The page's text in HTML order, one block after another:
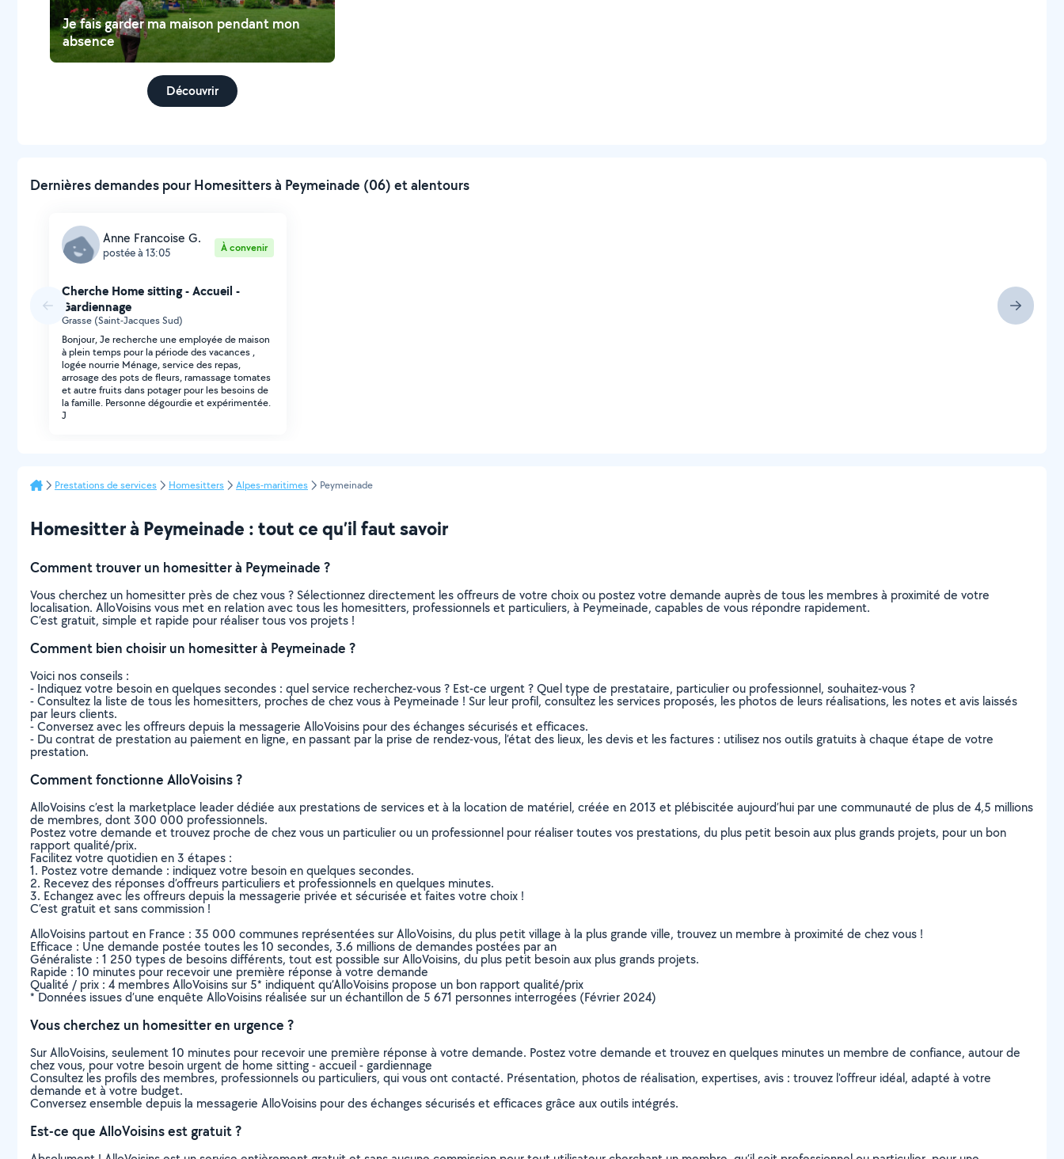
Je fais garder ma maison pendant mon
absence
Découvrir
Dernières demandes pour Homesitters à Peymeinade (06) et alentours
Anne Francoise G.
postée à 13:05 À convenir
Cherche Home sitting - Accueil -
Gardiennage
Grasse (Saint-Jacques Sud)
Bonjour, Je recherche une employée de maison
à plein temps pour la période des vacances ,
logée nourrie Ménage, service des repas,
arrosage des pots de fleurs, ramassage tomates
et autre fruits dans potager pour les besoins de
la famille. Personne dégourdie et expérimentée.
J
Prestations de services Homesitters Alpes-maritimes Peymeinade
Homesitter à Peymeinade : tout ce qu’il faut savoir
Comment trouver un homesitter à Peymeinade ?
Vous cherchez un homesitter près de chez vous ? Sélectionnez directement les offreurs de votre choix ou postez votre demande auprès de tous les membres à proximité de votre
localisation. AlloVoisins vous met en relation avec tous les homesitters, professionnels et particuliers, à Peymeinade, capables de vous répondre rapidement.
C’est gratuit, simple et rapide pour réaliser tous vos projets !
Comment bien choisir un homesitter à Peymeinade ?
Voici nos conseils :
- Indiquez votre besoin en quelques secondes : quel service recherchez-vous ? Est-ce urgent ? Quel type de prestataire, particulier ou professionnel, souhaitez-vous ?
- Consultez la liste de tous les homesitters, proches de chez vous à Peymeinade ! Sur leur profil, consultez les services proposés, les photos de leurs réalisations, les notes et avis laissés
par leurs clients.
- Conversez avec les offreurs depuis la messagerie AlloVoisins pour des échanges sécurisés et efficaces.
- Du contrat de prestation au paiement en ligne, en passant par la prise de rendez-vous, l’état des lieux, les devis et les factures : utilisez nos outils gratuits à chaque étape de votre
prestation.
Comment fonctionne AlloVoisins ?
AlloVoisins c’est la marketplace leader dédiée aux prestations de services et à la location de matériel, créée en 2013 et plébiscitée aujourd’hui par une communauté de plus de 4,5 millions
de membres, dont 300 000 professionnels.
Postez votre demande et trouvez proche de chez vous un particulier ou un professionnel pour réaliser toutes vos prestations, du plus petit besoin aux plus grands projets, pour un bon
rapport qualité/prix.
Facilitez votre quotidien en 3 étapes :
1. Postez votre demande : indiquez votre besoin en quelques secondes.
2. Recevez des réponses d’offreurs particuliers et professionnels en quelques minutes.
3. Echangez avec les offreurs depuis la messagerie privée et sécurisée et faites votre choix !
C’est gratuit et sans commission !
AlloVoisins partout en France : 35 000 communes représentées sur AlloVoisins, du plus petit village à la plus grande ville, trouvez un membre à proximité de chez vous !
Efficace : Une demande postée toutes les 10 secondes, 3.6 millions de demandes postées par an
Généraliste : 1 250 types de besoins différents, tout est possible sur AlloVoisins, du plus petit besoin aux plus grands projets.
Rapide : 10 minutes pour recevoir une première réponse à votre demande
Qualité / prix : 4 membres AlloVoisins sur 5* indiquent qu’AlloVoisins propose un bon rapport qualité/prix
* Données issues d’une enquête AlloVoisins réalisée sur un échantillon de 5 671 personnes interrogées (Février 2024)
Vous cherchez un homesitter en urgence ?
Sur AlloVoisins, seulement 10 minutes pour recevoir une première réponse à votre demande. Postez votre demande et trouvez en quelques minutes un membre de confiance, autour de
chez vous, pour votre besoin urgent de home sitting - accueil - gardiennage
Consultez les profils des membres, professionnels ou particuliers, qui vous ont contacté. Présentation, photos de réalisation, expertises, avis : trouvez l'offreur idéal, adapté à votre
demande et à votre budget.
Conversez ensemble depuis la messagerie AlloVoisins pour des échanges sécurisés et efficaces grâce aux outils intégrés.
Est-ce que AlloVoisins est gratuit ?